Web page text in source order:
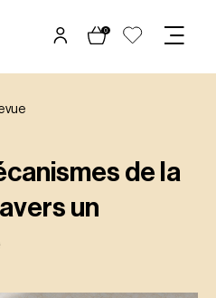
0
de la
un